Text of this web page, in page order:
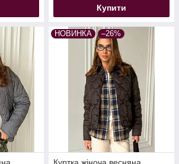
Купити
НОВИНКА –26%
Куртка жіноча весняна